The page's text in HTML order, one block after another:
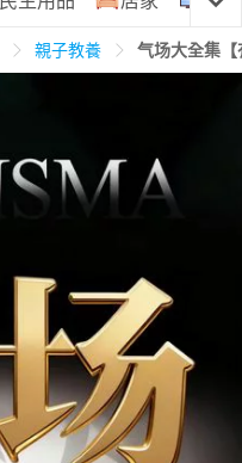
情趣用品
親子教養 气场大全集【